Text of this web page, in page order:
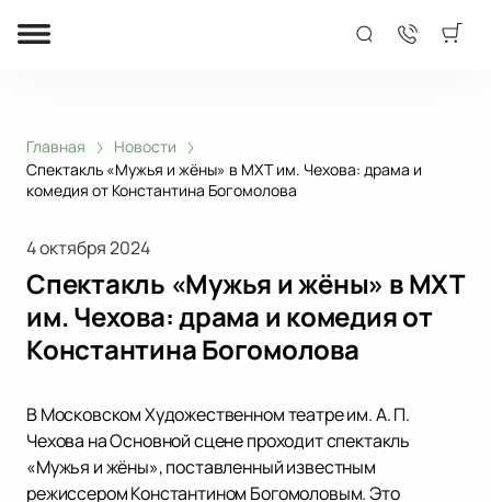
Главная
Новости
Спектакль «Мужья и жёны» в МХТ им. Чехова: драма и
комедия от Константина Богомолова
4 октября 2024
Спектакль «Мужья и жёны» в МХТ
им. Чехова: драма и комедия от
Константина Богомолова
В Московском Художественном театре им. А. П.
Чехова на Основной сцене проходит спектакль
«Мужья и жёны», поставленный известным
режиссером Константином Богомоловым. Это